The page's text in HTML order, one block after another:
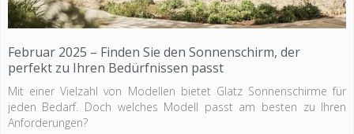
Februar 2025 – Finden Sie den Sonnenschirm, der
perfekt zu Ihren Bedürfnissen passt
Mit einer Vielzahl von Modellen bietet Glatz Sonnenschirme für
jeden Bedarf. Doch welches Modell passt am besten zu Ihren
Anforderungen?